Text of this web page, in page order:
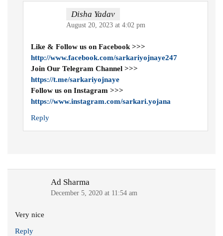
Disha Yadav
August 20, 2023 at 4:02 pm
Like & Follow us on Facebook >>>
http://www.facebook.com/sarkariyojnaye247
Join Our Telegram Channel >>>
https://t.me/sarkariyojnaye
Follow us on Instagram >>>
https://www.instagram.com/sarkari.yojana
Reply
Ad Sharma
December 5, 2020 at 11:54 am
Very nice
Reply